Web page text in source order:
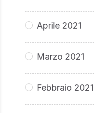
Aprile 2021
Marzo 2021
Febbraio 2021